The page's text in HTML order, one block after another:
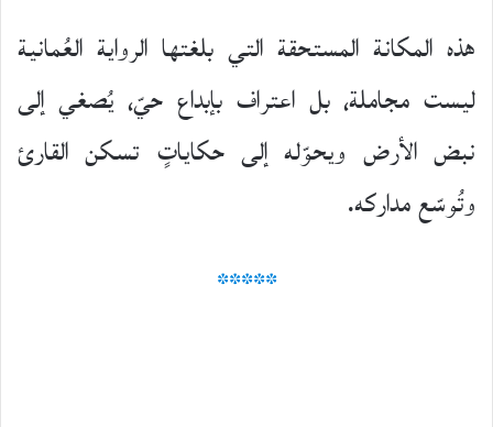
هذه المكانة المستحقة التي بلغتها الرواية العُمانية
ليست مجاملة، بل اعتراف بإبداع حيّ، يُصغي إلى
نبض الأرض ويحوّله إلى حكاياتٍ تسكن القارئ
وتُوسّع مداركه.
*****